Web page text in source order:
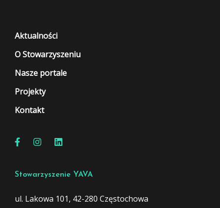
Aktualności
O Stowarzyszeniu
Nasze portale
Projekty
Kontakt
Stowarzyszenie YAVA
ul. Lakowa 101, 42-280 Częstochowa